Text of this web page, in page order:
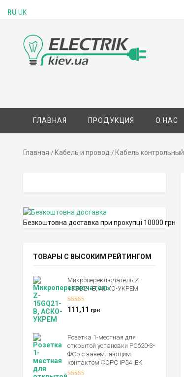
ГЛАВНАЯ ПРОДУКЦИЯ О НАС
Главная / Кабель и провод / Кабель контрольный
Безкоштовна доставка при прокупці 10000 грн
ТОВАРЫ С ВЫСОКИМ РЕЙТИНГОМ
Микропереключатель Z-
15GQ21-B, АСКО-УКРЕМ
Оценка5.00
из 5
111,11 грн
Розетка 1-местная для
открытой установки РСб20-3-
ФСр с заземляющим
контактом ФОРС IP54 IEK
RU UK